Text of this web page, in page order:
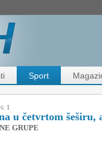
Sport
1
u četvrtom šeširu,
GRUPE